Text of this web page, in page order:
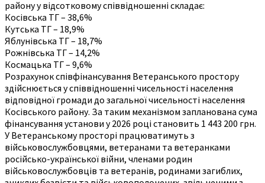
району у відсотковому співвідношенні складає:
Косівська ТГ – 38,6%
Кутська ТГ – 18,9%
Яблунівська ТГ – 18,7%
Рожнівська ТГ – 14,2%
Космацька ТГ – 9,6%
Розрахунок співфінансування Ветеранського простору
здійснюється у співвідношенні чисельності населення
відповідної громади до загальної чисельності населення
Косівського району. За таким механізмом запланована сума
фінансування установи у 2026 році становить 1 443 200 грн.
У Ветеранському просторі працюватимуть з
військовослужбовцями, ветеранами та ветеранками
російсько-української війни, членами родин
військовослужбовців та ветеранів, родинами загиблих,